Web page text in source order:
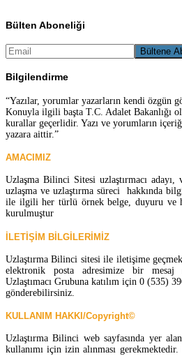
Bülten Aboneliği
Bilgilendirme
“Yazılar, yorumlar yazarların kendi özgün
Konuyla ilgili başta T.C. Adalet Bakanlığı
kurallar geçerlidir. Yazı ve yorumların
yazara aittir.”
AMACIMIZ
Uzlaşma Bilinci Sitesi uzlaştırmacı adayı,
uzlaşma ve uzlaştırma süreci hakkında
ile ilgili her türlü örnek belge, duyuru ve
kurulmuştur
İLETİŞİM BİLGİLERİMİZ
Uzlaştırma Bilinci sitesi ile iletişime
elektronik posta adresimize bir mesaj
Uzlaştımacı Grubuna katılım için 0 (535)
gönderebilirsiniz.
KULLANIM HAKKI/Copyright©
Uzlaştırma Bilinci web sayfasında yer
kullanımı için izin alınması